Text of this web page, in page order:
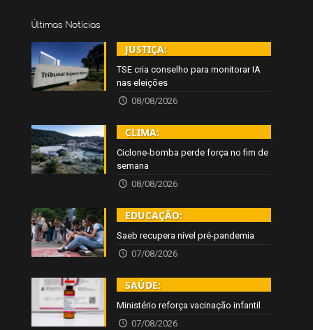
Últimas Notícias
JUSTIÇA:
TSE cria conselho para monitorar IA
nas eleições
08/08/2026
CLIMA:
Ciclone-bomba perde força no fim de
semana
08/08/2026
EDUCAÇÃO:
Saeb recupera nível pré-pandemia
07/08/2026
SAÚDE:
Ministério reforça vacinação infantil
07/08/2026